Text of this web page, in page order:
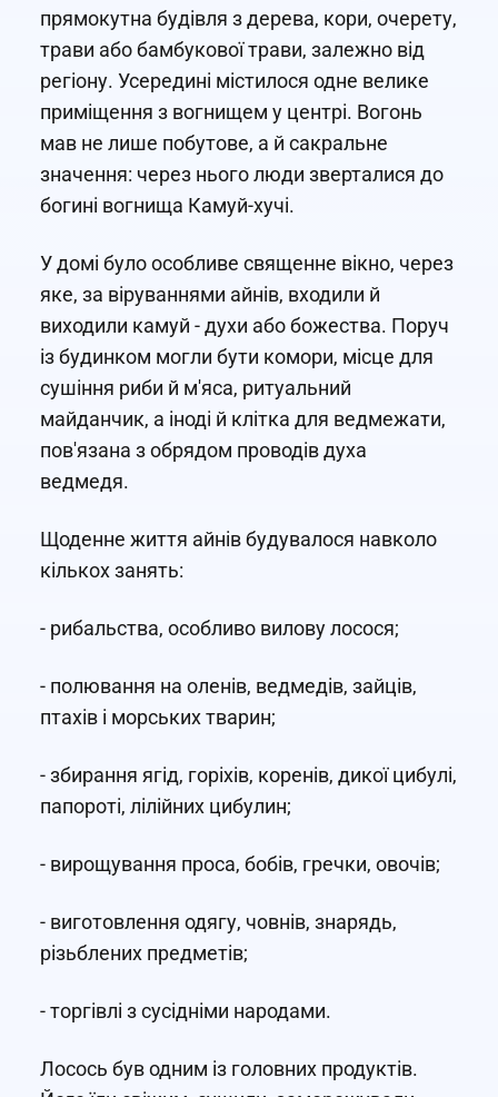
прямокутна будівля з дерева, кори, очерету,
трави або бамбукової трави, залежно від
регіону. Усередині містилося одне велике
приміщення з вогнищем у центрі. Вогонь
мав не лише побутове, а й сакральне
значення: через нього люди зверталися до
богині вогнища Камуй-хучі.
У домі було особливе священне вікно, через
яке, за віруваннями айнів, входили й
виходили камуй - духи або божества. Поруч
із будинком могли бути комори, місце для
сушіння риби й м'яса, ритуальний
майданчик, а іноді й клітка для ведмежати,
пов'язана з обрядом проводів духа
ведмедя.
Щоденне життя айнів будувалося навколо
кількох занять:
- рибальства, особливо вилову лосося;
- полювання на оленів, ведмедів, зайців,
птахів і морських тварин;
- збирання ягід, горіхів, коренів, дикої цибулі,
папороті, лілійних цибулин;
- вирощування проса, бобів, гречки, овочів;
- виготовлення одягу, човнів, знарядь,
різьблених предметів;
- торгівлі з сусідніми народами.
Лосось був одним із головних продуктів.